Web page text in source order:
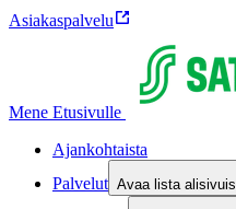
Asiakaspalvelu
Mene Etusivulle
Ajankohtaista
Palvelut Avaa lista